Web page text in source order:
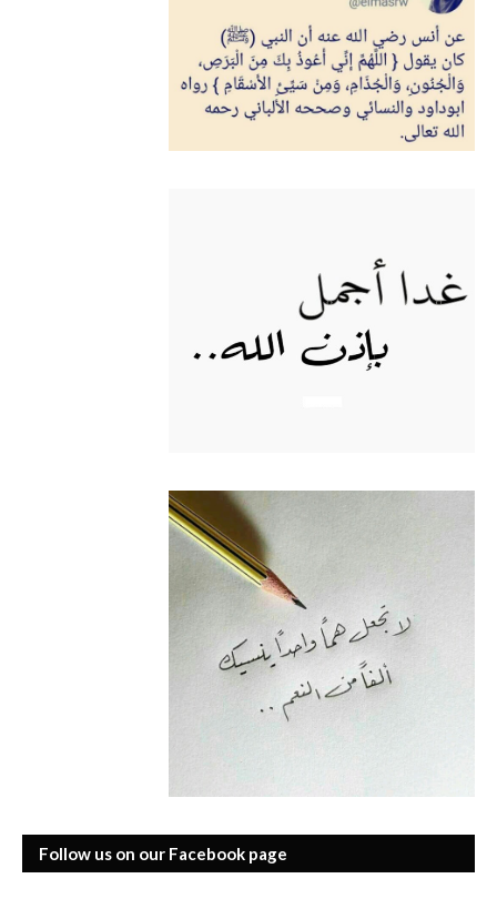
Follow us on our Facebook page